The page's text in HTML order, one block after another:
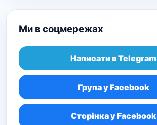
Ми в соцмережах
Написати в Telegram
Група у Facebook
Сторінка у Facebook